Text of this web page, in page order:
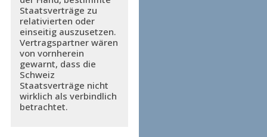
Staatsverträge zu
relativierten oder
einseitig auszusetzen.
Vertragspartner wären
von vornherein
gewarnt, dass die
Schweiz
Staatsverträge nicht
wirklich als verbindlich
betrachtet.